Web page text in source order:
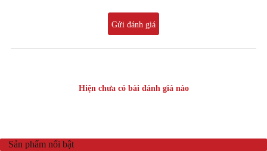
Gửi đánh giá
Hiện chưa có bài đánh giá nào
Sản phẩm nổi bật